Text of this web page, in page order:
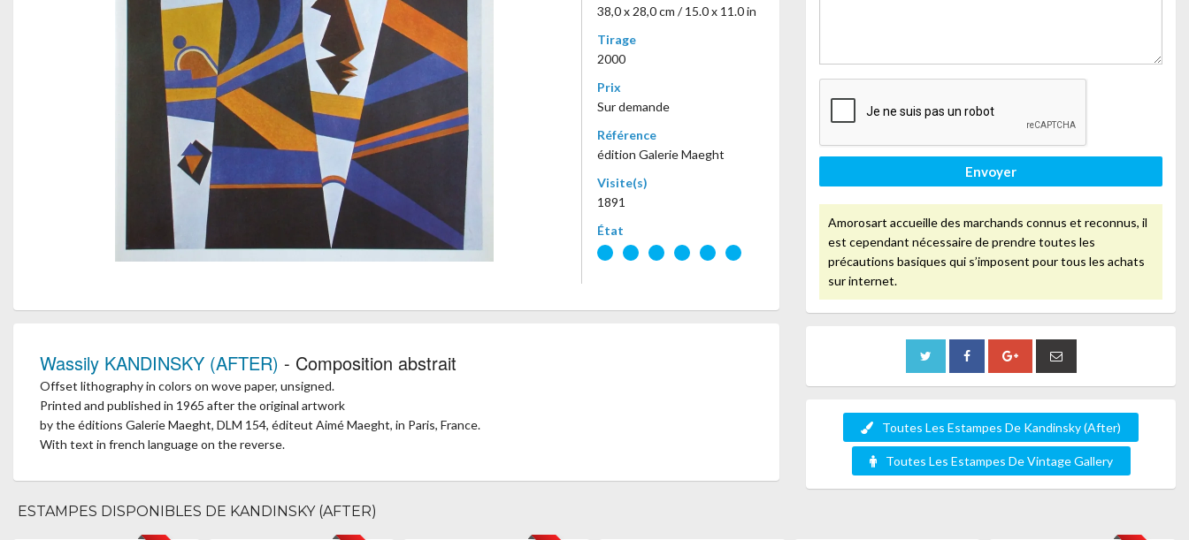
38,0 x 28,0 cm / 15.0 x 11.0 in
Tirage
2000
Prix
Sur demande
Référence
édition Galerie Maeght
Visite(s)
1891
État
Wassily KANDINSKY (AFTER) - Composition abstrait
Offset lithography in colors on wove paper, unsigned.
Printed and published in 1965 after the original artwork
by the éditions Galerie Maeght, DLM 154, éditeut Aimé Maeght, in Paris, France.
With text in french language on the reverse.
Envoyer
Amorosart accueille des marchands connus et reconnus, il
est cependant nécessaire de prendre toutes les
précautions basiques qui s’imposent pour tous les achats
sur internet.
Toutes Les Estampes De Kandinsky (After)
Toutes Les Estampes De Vintage Gallery
ESTAMPES DISPONIBLES DE KANDINSKY (AFTER)